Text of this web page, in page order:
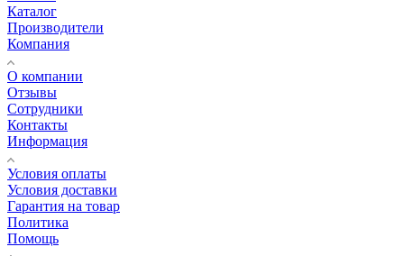
Каталог
Производители
Компания
О компании
Отзывы
Сотрудники
Контакты
Информация
Условия оплаты
Условия доставки
Гарантия на товар
Политика
Помощь